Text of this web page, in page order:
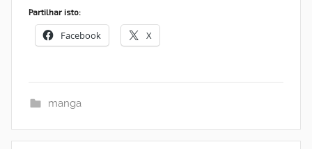
Partilhar isto:
Facebook X
manga